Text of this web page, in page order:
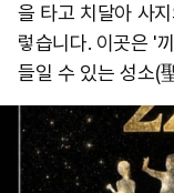
을 타고 치달아 사
렇습니다. 이곳은 '
들일 수 있는 성소(